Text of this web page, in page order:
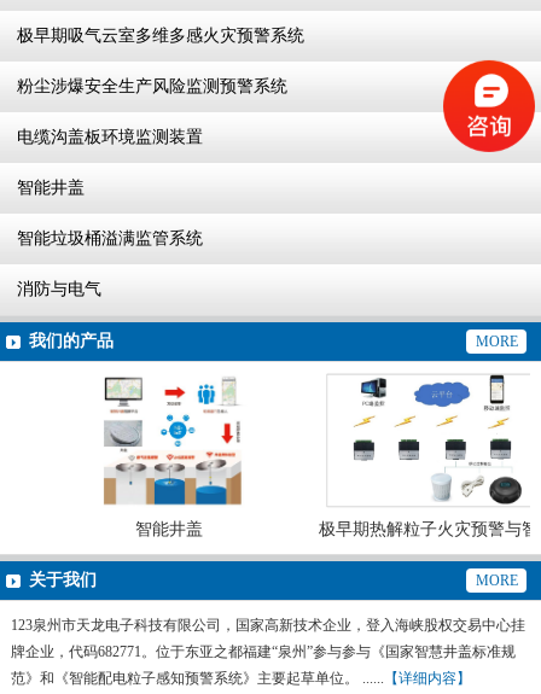
极早期吸气云室多维多感火灾预警系统
粉尘涉爆安全生产风险监测预警系统
电缆沟盖板环境监测装置
智能井盖
智能垃圾桶溢满监管系统
消防与电气
我们的产品 MORE
智能井盖
极早期热解粒子火灾预警与智
灭火系统
关于我们
MORE
123泉州市天龙电子科技有限公司，国家高新技术企业，登入海峡股权交易中心挂
牌企业，代码682771。位于东亚之都福建“泉州”参与参与《国家智慧井盖标准规
范》和《智能配电粒子感知预警系统》主要起草单位。 ...... 【详细内容】